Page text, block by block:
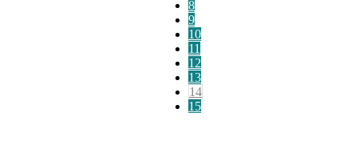
8
9
10
11
12
13
14
15